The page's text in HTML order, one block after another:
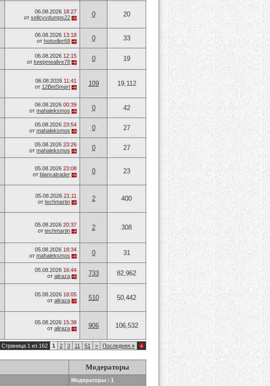
06.08.2026 18:27
от sellcvvdumps22 0 20
06.08.2026 13:18
от hotseller68 0 33
06.08.2026 12:15
от keepmealive78 0 19
06.08.2026 11:41
от 12BetSmart 109 19,112
06.08.2026 00:39
от mahaleksmos 0 42
05.08.2026 23:54
от mahaleksmos 0 27
05.08.2026 23:26
от mahaleksmos 0 27
05.08.2026 23:08
от blancatrader 0 23
05.08.2026 21:11
от techmartin 2 400
05.08.2026 20:37
от techmartin 2 308
05.08.2026 18:34
от mahaleksmos 0 31
05.08.2026 16:44
от aliraza 733 82,962
05.08.2026 16:05
от aliraza 510 50,442
05.08.2026 15:38
от aliraza 906 106,532
Страница 1 из 162 1 2 3 11 51 > Последняя »
Модераторы
Модераторы : 1